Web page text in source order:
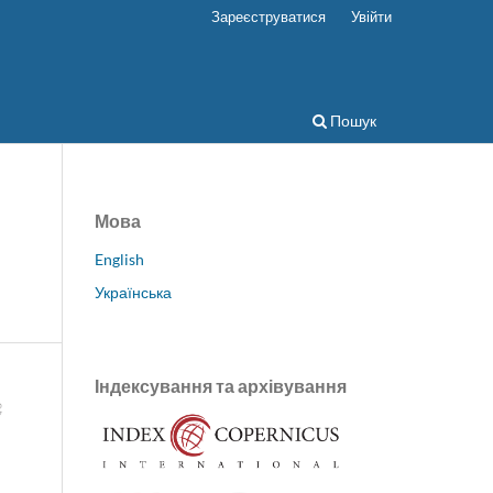
Пошук
Зареєструватися Увійти
Мова
English
Українська
Індексування та архівування